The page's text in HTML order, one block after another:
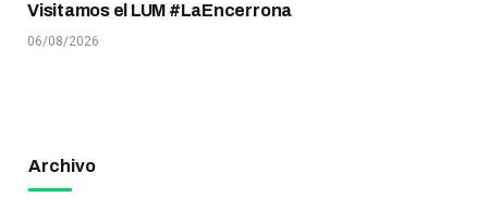
Visitamos el LUM #LaEncerrona
06/08/2026
Archivo